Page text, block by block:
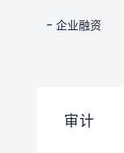
- 企业融资
审计